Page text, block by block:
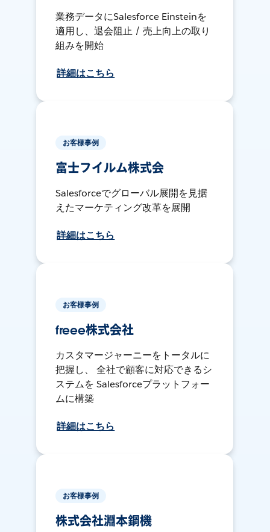
業務データにSalesforce Einsteinを
適用し、退会阻止 / 売上向上の取り
組みを開始
詳細はこちら
お客様事例
富士フイルム株式会
Salesforceでグローバル展開を見据
えたマーケティング改革を展開
詳細はこちら
お客様事例
freee株式会社
カスタマージャーニーをトータルに
把握し、 全社で顧客に対応できるシ
ステムを Salesforceプラットフォー
ムに構築
詳細はこちら
お客様事例
株式会社淵本鋼機